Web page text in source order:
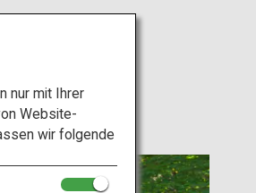
nur mit Ihrer
Website-
wir folgende